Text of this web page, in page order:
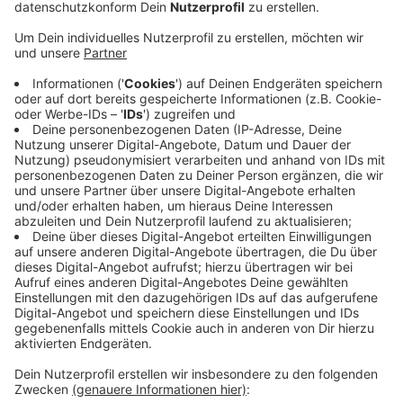
um den Nutzen von Glyphosat zu betonen.
Veröffentlicht:Donnerstag, 05.12.2019 13:20
Anzeige
Bayer hat auf unsere Anfrage jetzt bestätigt, dass
Monsanto Studien zu Glyphosat in Auftrag gegeben
und mitfinanziert hat. Allerdings habe man zum jetzigen
Zeitpunkt keinen Anlass, an den Methoden, Inhalten
oder Ergebnissen der Studien zu zweifeln, sagt Bayer.
Dennoch übt auch der Mutterkonzern Kritik: Dass
Monsanto die Unterstützung an der Studie nicht
öffentlich und kenntlich gemacht hat, verstoße gegen
die Grundsätze Bayers.
Anzeige